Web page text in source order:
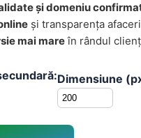
și domeniu
și transparența
mai mareîn rândul
Dimensiune